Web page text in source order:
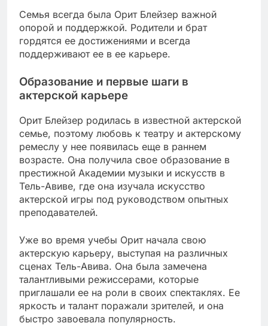
Семья всегда была Орит Блейзер важной
опорой и поддержкой. Родители и брат
гордятся ее достижениями и всегда
поддерживают ее в ее карьере.
Образование и первые шаги в
актерской карьере
Орит Блейзер родилась в известной актерской
семье, поэтому любовь к театру и актерскому
ремеслу у нее появилась еще в раннем
возрасте. Она получила свое образование в
престижной Академии музыки и искусств в
Тель-Авиве, где она изучала искусство
актерской игры под руководством опытных
преподавателей.
Уже во время учебы Орит начала свою
актерскую карьеру, выступая на различных
сценах Тель-Авива. Она была замечена
талантливыми режиссерами, которые
приглашали ее на роли в своих спектаклях. Ее
яркость и талант поражали зрителей, и она
быстро завоевала популярность.